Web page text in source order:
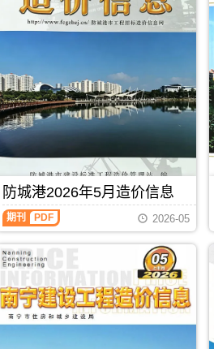
息
扫
描
件
PDF，
防
城
港
息
价
包
含
区
域：
防
港
市、
东
设
工
程
造
信
期
刊，
由
贺
州
市
建
设
工
程
造
价
防城港2026年5月造价信息
防
城
2026
年
月
造
价
期刊 PDF 2026-05